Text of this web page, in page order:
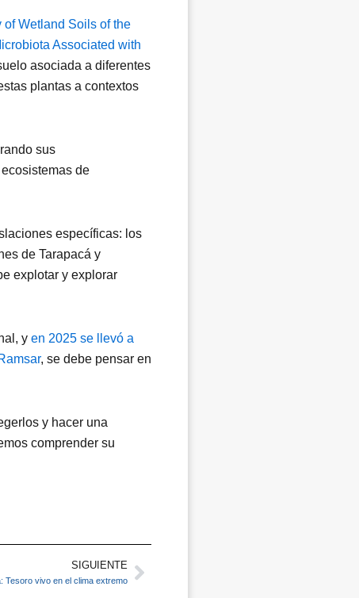
of Wetland Soils of the
Associated with
asociada a diferentes
plantas a contextos
sus
de
específicas: los
de Tarapacá y
explotar y explorar
y en 2025 se llevó a
, se debe pensar en
y hacer una
comprender su
SIGUIENTE
Tesoro vivo en el clima extremoNext